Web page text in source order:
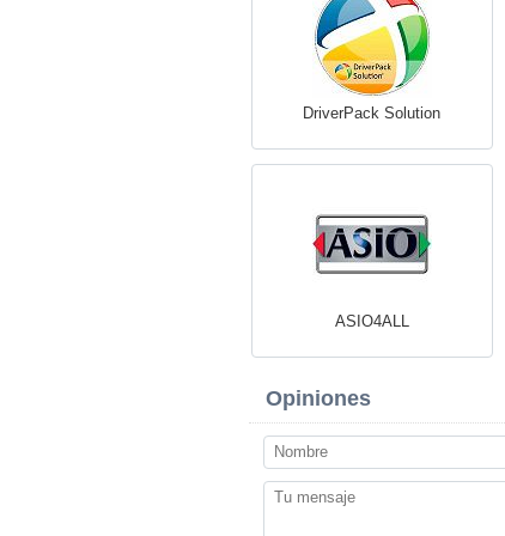
DriverPack Solution
ASIO4ALL
Opiniones